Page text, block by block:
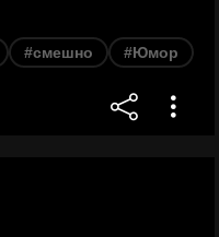
#смешно #Юмор